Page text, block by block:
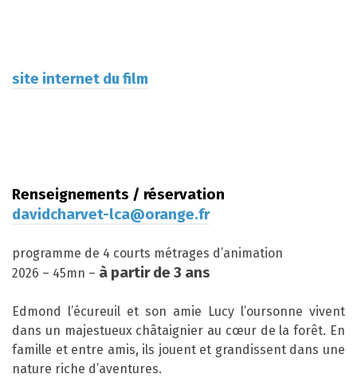
site internet du film
Renseignements / réservation
davidcharvet-lca@orange.fr
programme de 4 courts métrages d’animation
2026 – 45mn – à partir de 3 ans
Edmond l’écureuil et son amie Lucy l’oursonne vivent
dans un majestueux châtaignier au cœur de la forêt. En
famille et entre amis, ils jouent et grandissent dans une
nature riche d’aventures.